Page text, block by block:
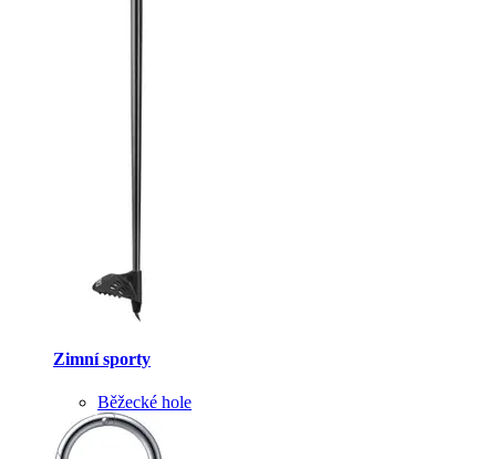
Zimní sporty
Běžecké hole